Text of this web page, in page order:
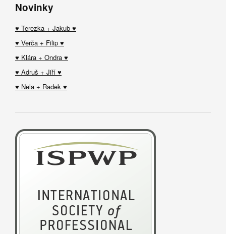
Novinky
♥ Terezka + Jakub ♥
♥ Verča + Filip ♥
♥ Klára + Ondra ♥
♥ Adruš + Jiří ♥
♥ Nela + Radek ♥